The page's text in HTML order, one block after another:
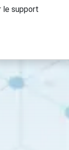
le support